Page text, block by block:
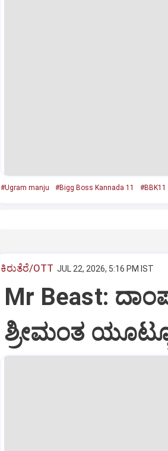
#Ugram manju #Bigg Boss Kannada 11 #BBK11
ಕಿರುತೆರೆ/OTT JUL 22, 2026, 5:16 PM IST
Mr Beast:
ಶ್ರೀಮಂತ